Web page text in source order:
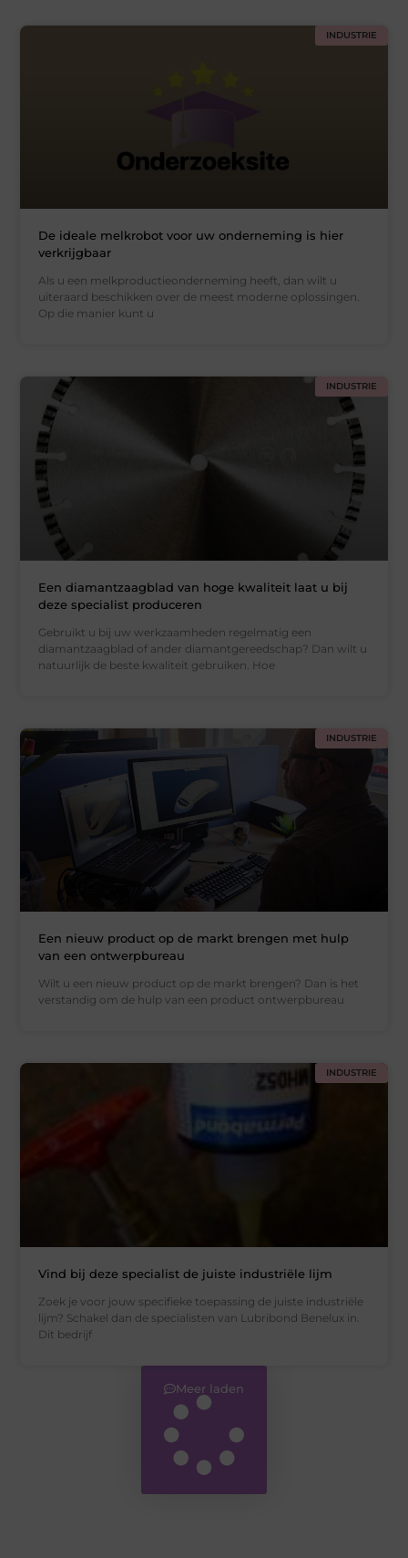
INDUSTRIE
De ideale melkrobot voor uw onderneming is hier
verkrijgbaar
Als u een melkproductieonderneming heeft, dan wilt u
uiteraard beschikken over de meest moderne oplossingen.
Op die manier kunt u
INDUSTRIE
Een diamantzaagblad van hoge kwaliteit laat u bij
deze specialist produceren
Gebruikt u bij uw werkzaamheden regelmatig een
diamantzaagblad of ander diamantgereedschap? Dan wilt u
natuurlijk de beste kwaliteit gebruiken. Hoe
INDUSTRIE
Een nieuw product op de markt brengen met hulp
van een ontwerpbureau
Wilt u een nieuw product op de markt brengen? Dan is het
verstandig om de hulp van een product ontwerpbureau
INDUSTRIE
Vind bij deze specialist de juiste industriële lijm
Zoek je voor jouw specifieke toepassing de juiste industriële
lijm? Schakel dan de specialisten van Lubribond Benelux in.
Dit bedrijf
Meer laden